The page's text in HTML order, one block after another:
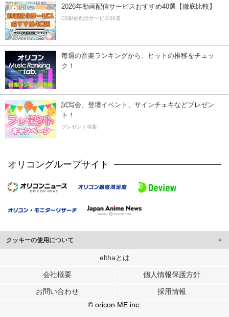
2026年動画配信サービスおすすめ40選【徹底比較】
CS動画配信サービス20選
毎週の音楽ランキングから、ヒットの推移をチェッ
ク！
試写会、登壇イベント、サインチェキなどプレゼン
ト！
プレゼント特集
オリコングループサイト
クッキーの使用について
このサイトでは Cookie を使用して、ユーザーに合わせたコンテンツや広告の
行っています。
メディアや広告配信、データ解析の各パートナーに提供しています。
ユーザーが各パートナーのサービスを使用したときに収集した他の情報を組み
elthaとは
会社概要 個人情報保護方針
お問い合わせ
採用情報
© oricon ME inc.